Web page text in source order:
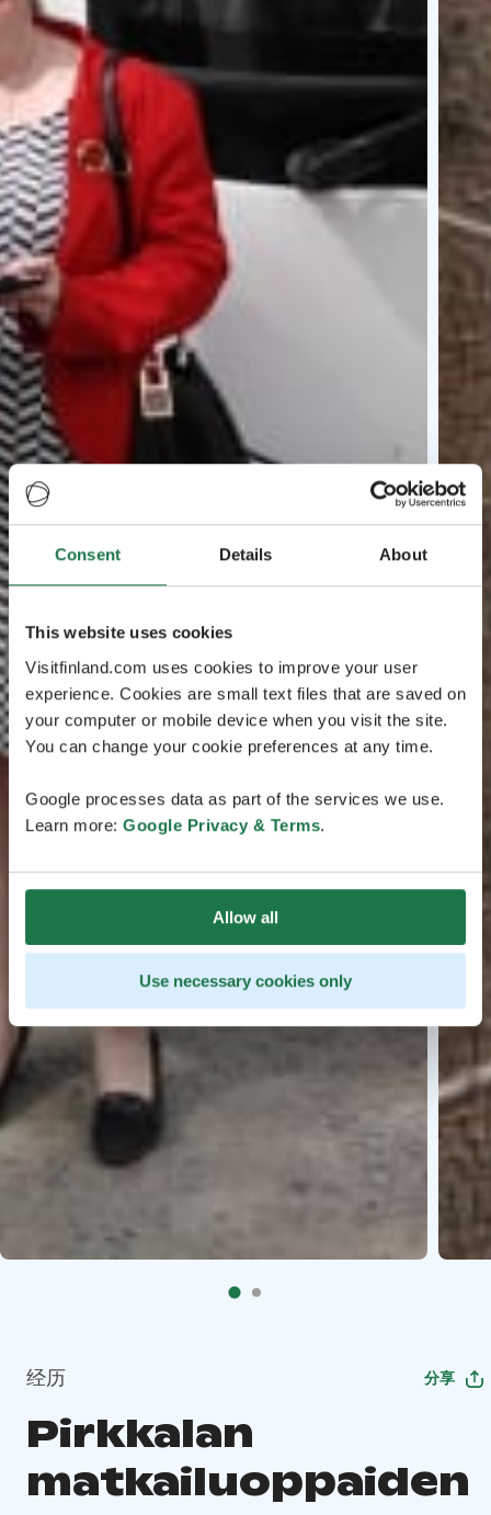
Consent Details About
This website uses cookies
Visitfinland.com uses cookies to improve your user
experience. Cookies are small text files that are saved on
your computer or mobile device when you visit the site.
You can change your cookie preferences at any time.
Google processes data as part of the services we use.
Learn more: Google Privacy & Terms.
Allow all
Use necessary cookies only
经历 分享
Pirkkalan
matkailuoppaiden